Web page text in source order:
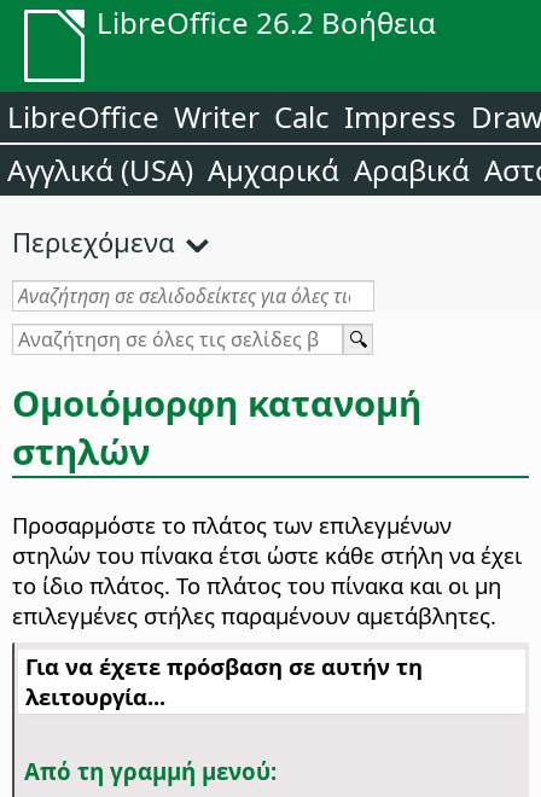
LibreOffice 26.2 Βοήθεια
LibreOffice Writer Calc Impress
Αγγλικά (USA) Αμχαρικά Αραβικά
Περιεχόμενα
Ομοιόμορφη κατανομή
στηλών
Προσαρμόστε το πλάτος των επιλεγμένων
στηλών του πίνακα έτσι ώστε κάθε στήλη να έχει
το ίδιο πλάτος. Το πλάτος του πίνακα και οι μη
επιλεγμένες στήλες παραμένουν αμετάβλητες.
Για να έχετε πρόσβαση σε αυτήν τη
λειτουργία...
Από τη γραμμή μενού: